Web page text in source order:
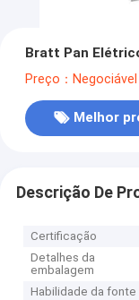
Bratt Pan
Preço：Negociável
Melhor
Descrição De
Certificação
Detalhes da
embalagem
Habilidade da fonte